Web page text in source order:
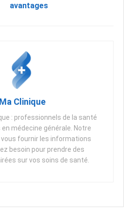
avantages
Ma Clinique
: professionnels de la santé
médecine générale. Notre
fournir les informations
besoin pour prendre des
sur vos soins de santé.